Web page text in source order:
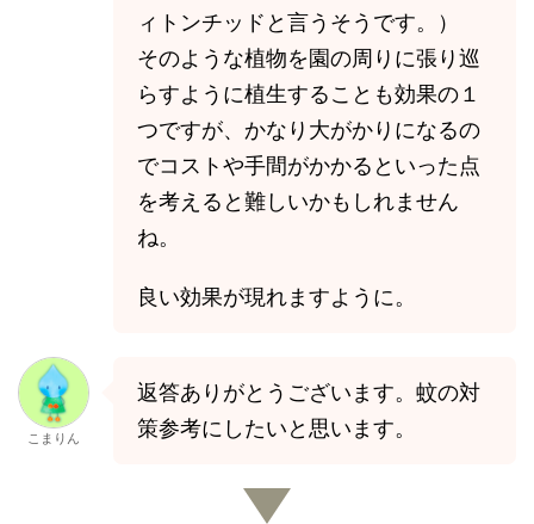
ィトンチッドと言うそうです。）
そのような植物を園の周りに張り巡
らすように植生することも効果の１
つですが、かなり大がかりになるの
でコストや手間がかかるといった点
を考えると難しいかもしれません
ね。
良い効果が現れますように。
こまりん
返答ありがとうございます。蚊の対
策参考にしたいと思います。